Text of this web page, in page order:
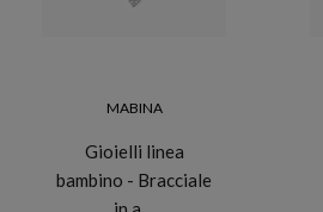
MABINA
Gioielli linea
bambino - Bracciale